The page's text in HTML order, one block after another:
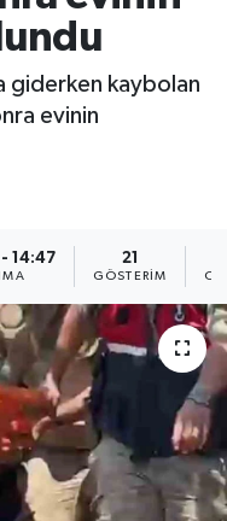
giderken kaybolan
evinin
14:47 21
GÖSTERIM